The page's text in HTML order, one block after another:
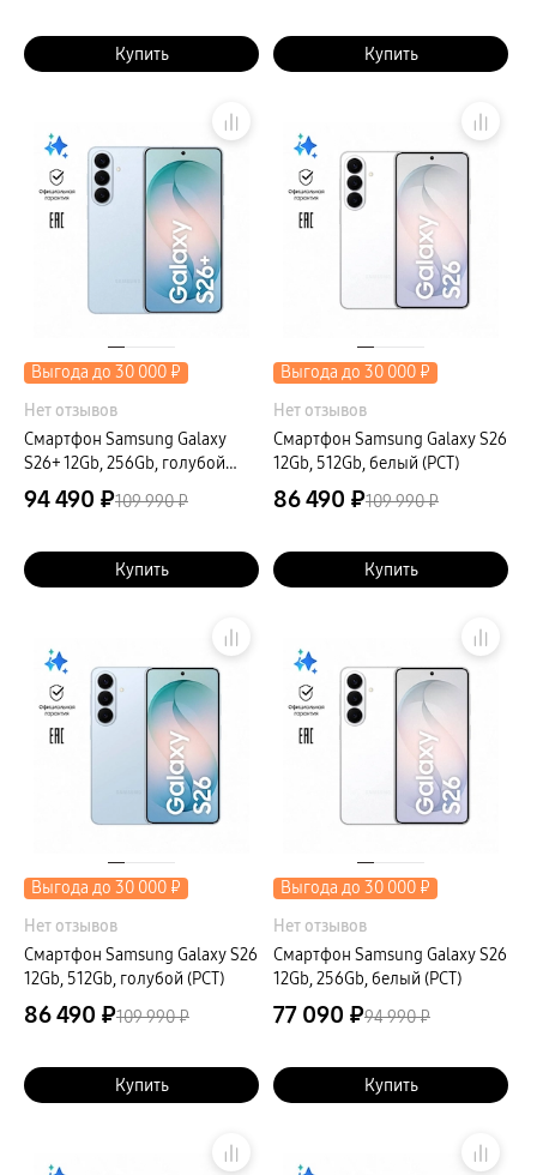
Купить Купить
Выгода до 30 000 ₽
Нет отзывов
Смартфон Samsung Galaxy
S26+ 12Gb, 256Gb, голубой
(РСТ)
94 490 ₽109 990 ₽
Купить
Выгода до 30 000 ₽
Нет отзывов
Смартфон Samsung Galaxy S26
12Gb, 512Gb, белый (РСТ)
86 490 ₽109 990 ₽
Купить
Выгода до 30 000 ₽
Нет отзывов
Смартфон Samsung Galaxy S26
12Gb, 512Gb, голубой (РСТ)
86 490 ₽109 990 ₽
Купить
Выгода до 30 000 ₽
Нет отзывов
Смартфон Samsung Galaxy S26
12Gb, 256Gb, белый (РСТ)
77 090 ₽94 990 ₽
Купить